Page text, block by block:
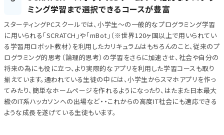
ミング学習まで選択できるコースが豊富
スターティングPCスクールでは、小学生～の一般的なプログラミング学習
に用いられる「SCRATCH」や「mBot」（※世界120ヶ国以上で用いられてい
る学習用ロボット教材）を利用したカリキュラムはもちろんのこと、従来のプ
ログラミング的思考（論理的思考）の学習をさらに加速させ、社会や自分の
将来の為にも役に立つ、より実際的なアプリを利用した学習コースも取り
揃えています。通われている生徒の中には、小学生からスマホアプリを作っ
てみたり、簡単なホームページを作れるようになったり、はたまた日本最大
級のIT系ハッカソンへの出場など・・これからの高度IT社会にも適応できる
ような成長を遂げている生徒もいます。